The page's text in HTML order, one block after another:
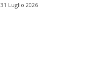
31 Luglio 2026